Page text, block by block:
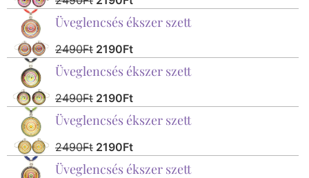
Üveglencsés ékszer szett
2490Ft 2190Ft
Üveglencsés ékszer szett
2490Ft 2190Ft
Üveglencsés ékszer szett
2490Ft 2190Ft
Üveglencsés ékszer szett